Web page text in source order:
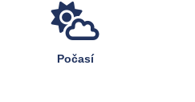
Počasí